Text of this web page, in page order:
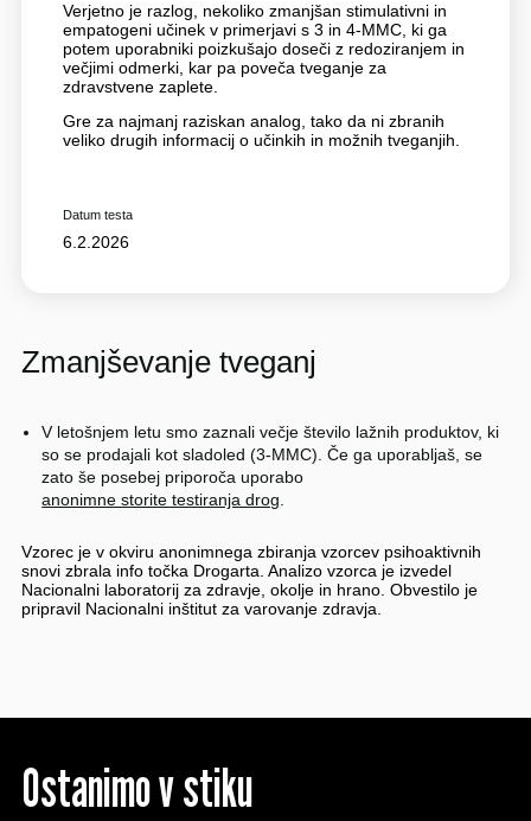
Verjetno je razlog, nekoliko zmanjšan stimulativni in
empatogeni učinek v primerjavi s 3 in 4-MMC, ki ga
potem uporabniki poizkušajo doseči z redoziranjem in
večjimi odmerki, kar pa poveča tveganje za
zdravstvene zaplete.
Gre za najmanj raziskan analog, tako da ni zbranih
veliko drugih informacij o učinkih in možnih tveganjih.
Datum testa
6.2.2026
Zmanjševanje tveganj
V letošnjem letu smo zaznali večje število lažnih produktov, ki
so se prodajali kot sladoled (3-MMC). Če ga uporabljaš, se
zato še posebej priporoča uporabo
anonimne storite testiranja drog
Vzorec je v okviru anonimnega zbiranja vzorcev psihoaktivnih
snovi zbrala info točka Drogarta. Analizo vzorca je izvedel
Nacionalni laboratorij za zdravje, okolje in hrano. Obvestilo je
pripravil Nacionalni inštitut za varovanje zdravja.
Ostanimo v stiku